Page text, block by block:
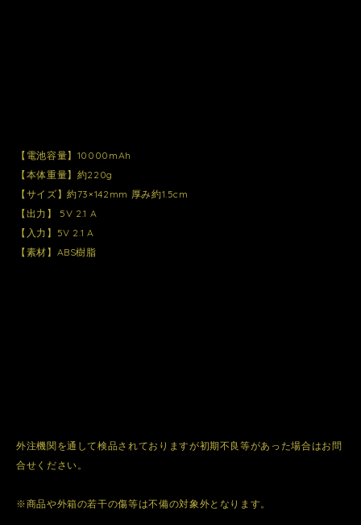
【電池容量】10000mAh
【本体重量】約220g
【サイズ】約73×142mm 厚み約1.5cm
【出力】 5V 2.1 A
【入力】5V 2.1 A
【素材】ABS樹脂
外注機関を通して検品されておりますが初期不良等があった場合はお問
合せください。
※商品や外箱の若干の傷等は不備の対象外となります。